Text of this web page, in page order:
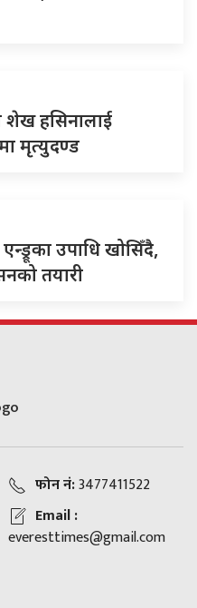
शेख हसिनालाई
मृत्युदण्ड
एन्ड्रूका उपाधि खोसिँदै,
तयारी
फोन नं:3477411522
Email :
everesttimes@gmail.com